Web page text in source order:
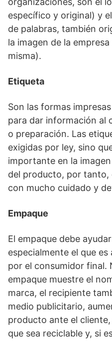
específico y original) y
de palabras, también
la imagen de la
misma).
Etiqueta
Son las formas
para dar información al
o preparación. Las
exigidas por ley, sino
importante en la
del producto, por tanto,
con mucho cuidado y
Empaque
El empaque debe
especialmente el que
por el consumidor final.
empaque muestre el
marca, el recipiente
medio publicitario,
producto ante el
que sea reciclable y, si